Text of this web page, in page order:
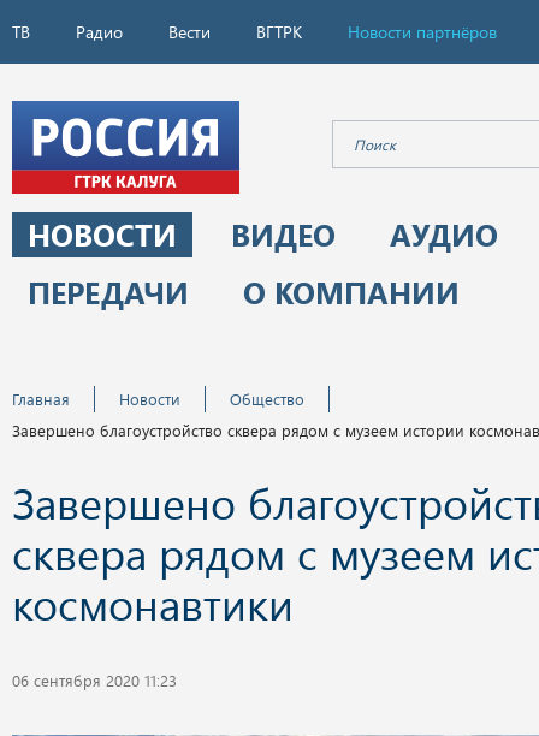
ТВ Радио Вести ВГТРК Новости партнёров
НОВОСТИ ВИДЕО
АУДИО
ПЕРЕДАЧИ
О КОМПАНИИ
Главная Новости
Общество
Завершено благоустройство сквера рядом с музеем истории
Завершено
сквера рядом с музеем
космонавтики
06 сентября 2020 11:23